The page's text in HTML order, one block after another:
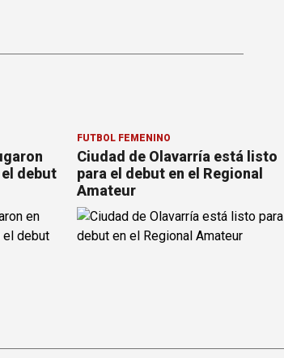
debut
FÚTBOL FEMENINO
Ciudad de Olavarría está listo
para el debut en el Regional
Amateur